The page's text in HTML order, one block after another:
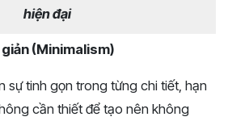
hiện đại
(Minimalism)
sự tinh gọn trong từng chi tiết, hạn
cần thiết để tạo nên không